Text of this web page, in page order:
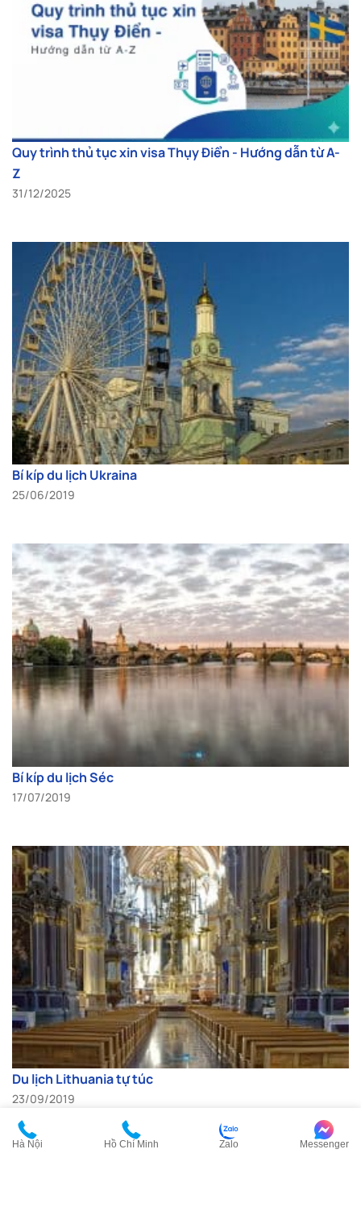
Quy trình thủ tục xin visa Thụy Điển - Hướng dẫn từ A-
Z
31/12/2025
Bí kíp du lịch Ukraina
25/06/2019
Bí kíp du lịch Séc
17/07/2019
Du lịch Lithuania tự túc
23/09/2019
Hà Nội Hồ Chí Minh Zalo Messenger